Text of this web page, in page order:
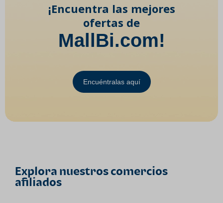
¡Encuentra las mejores
ofertas de
MallBi.com!
Encuéntralas aquí
Explora nuestros comercios
afiliados